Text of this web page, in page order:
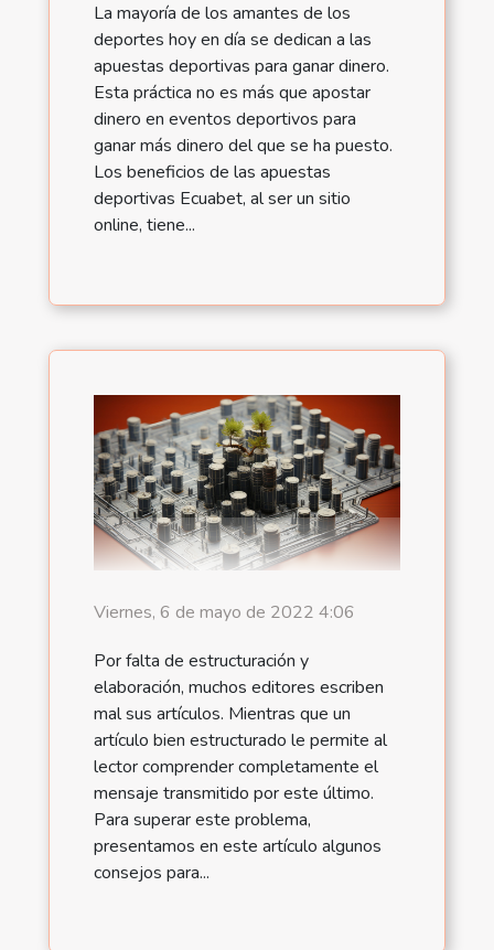
La mayoría de los amantes de los
deportes hoy en día se dedican a las
apuestas deportivas para ganar dinero.
Esta práctica no es más que apostar
dinero en eventos deportivos para
ganar más dinero del que se ha puesto.
Los beneficios de las apuestas
deportivas Ecuabet, al ser un sitio
online, tiene...
Viernes, 6 de mayo de 2022 4:06
Por falta de estructuración y
elaboración, muchos editores escriben
mal sus artículos. Mientras que un
artículo bien estructurado le permite al
lector comprender completamente el
mensaje transmitido por este último.
Para superar este problema,
presentamos en este artículo algunos
consejos para...